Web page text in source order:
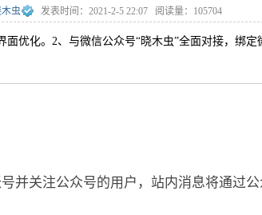
木虫 发表时间： 2021-2-5 22:07 阅读量： 105704
优化。2、与微信公众号“晓木虫”全面对接，绑
并关注公众号的用户，站内消息将通过公